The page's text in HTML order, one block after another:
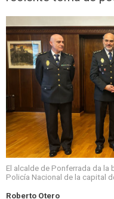
El alcalde de Ponferrada da la
Policía Nacional de la capital
Roberto Otero